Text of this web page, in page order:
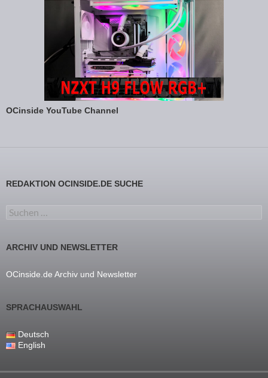
OCinside YouTube Channel
REDAKTION OCINSIDE.DE SUCHE
Suchen nach:
ARCHIV UND NEWSLETTER
OCinside.de Archiv und Newsletter
SPRACHAUSWAHL
Deutsch
English